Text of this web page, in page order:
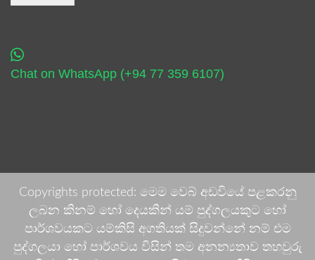
Chat on WhatsApp (+94 77 359 6107)
Copyrights protected: මෙම වෙබ් අඩවියේ පළකරනු
ලබන කිනම් හෝ දෙයකින් යම් පුද්ගලයකුට හෝ
පාර්ශවයකට යම්කිසි අගතියක් සිදුවන්නේ නම් එම
පුද්ගලයා හෝ පාර්ශවය විසින් තම අනන්‍යතාව තහවුරු